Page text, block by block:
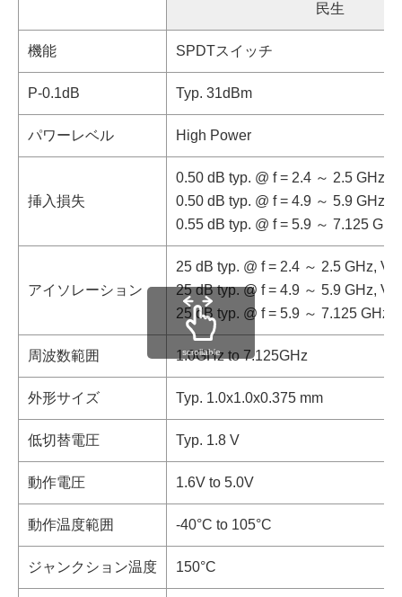
民生
機能 SPDTスイッチ
P-0.1dB Typ. 31dBm
パワーレベル High Power
挿入損失
0.50 dB typ. @ f = 2.4 ～ 2.5 GHz, V
0.50 dB typ. @ f = 4.9 ～ 5.9 GHz, V
0.55 dB typ. @ f = 5.9 ～ 7.125
アイソレーション
25 dB typ. @ f = 2.4 ～ 2.5 GHz, V
25 dB typ. @ f = 4.9 ～ 5.9 GHz, V
25 dB typ. @ f = 5.9 ～ 7.125 GHz,
周波数範囲 1.0GHz to 7.125GHz
外形サイズ Typ. 1.0x1.0x0.375 mm
低切替電圧 Typ. 1.8 V
動作電圧 1.6V to 5.0V
動作温度範囲 -40°C to 105°C
ジャンクション温度 150°C
scrollable